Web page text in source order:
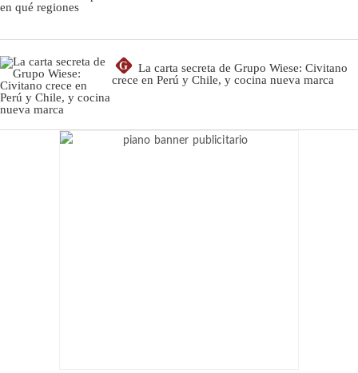
G
La carta secreta de Grupo Wiese: Civitano
crece en Perú y Chile, y cocina nueva marca